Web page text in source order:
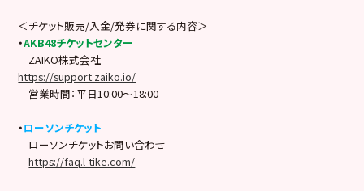
＜チケット販売/入金/発券に関する内容＞
・AKB48チケットセンター
ZAIKO株式会社
https://support.zaiko.io/
営業時間：平日10:00～18:00
・ローソンチケット
ローソンチケットお問い合わせ
https://faq.l-tike.com/